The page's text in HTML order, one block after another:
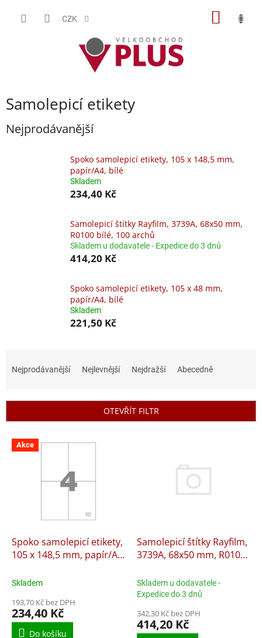
CZK
Samolepicí etikety
Nejprodávanější
Spoko samolepicí etikety, 105 x 148,5 mm,
papír/A4, bílé
Skladem
234,40 Kč
Samolepicí štítky Rayfilm, 3739A, 68x50 mm,
R0100 bílé, 100 archů
Skladem u dodavatele - Expedice do 3 dnů
414,20 Kč
Spoko samolepicí etikety, 105 x 48 mm,
papír/A4, bílé
Skladem
221,50 Kč
í
Nejprodávanější Nejlevnější Nejdražší Abecedně
OTEVŘÍT FILTR
V
d
Akce
Spoko samolepicí etikety,
105 x 148,5 mm, papír/A4,
Skladem
193,70 Kč bez DPH
234,40 Kč
Do košíku
Samolepicí štítky Rayfilm,
3739A, 68x50 mm, R0100
Skladem u dodavatele -
Expedice do 3 dnů
342,30 Kč bez DPH
414,20 Kč